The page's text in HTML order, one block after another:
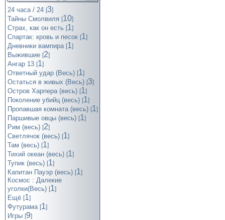
24 часа / 24 [3]
Тайны Смолвиля [10]
Страх, как он есть [1]
Спартак: кровь и песок [1]
Дневники вампира [1]
Выжившие [2]
Ангар 13 [1]
Ответный удар (Весь) [1]
Остаться в живых (Весь) [3]
Остров Харпера (весь) [1]
Поколение убийц (весь) [1]
Пропавшая комната (весь) [1]
Паршивые овцы (весь) [1]
Рим (весь) [2]
Светлячок (весь) [1]
Там (весь) [1]
Тихий океан (весь) [1]
Тупик (весь) [1]
Капитан Пауэр (весь) [1]
Космос : Далекие
уголки(Весь) [1]
Ещё [1]
Футурама [1]
Игры [9]